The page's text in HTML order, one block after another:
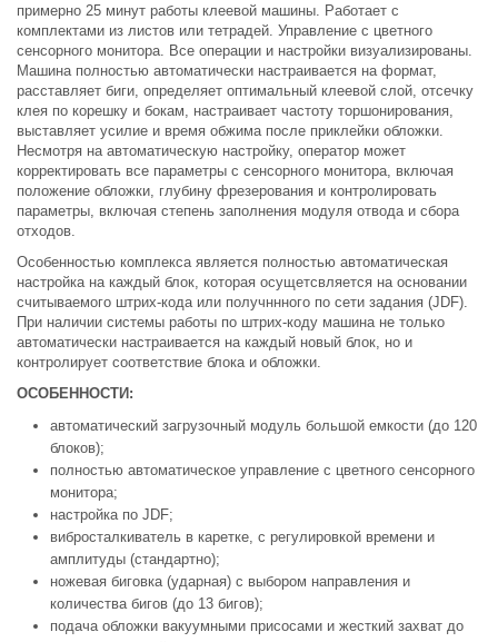
примерно 25 минут работы клеевой машины. Работает с
комплектами из листов или тетрадей. Управление с цветного
сенсорного монитора. Все операции и настройки визуализированы.
Машина полностью автоматически настраивается на формат,
расставляет биги, определяет оптимальный клеевой слой, отсечку
клея по корешку и бокам, настраивает частоту торшонирования,
выставляет усилие и время обжима после приклейки обложки.
Несмотря на автоматическую настройку, оператор может
корректировать все параметры с сенсорного монитора, включая
положение обложки, глубину фрезерования и контролировать
параметры, включая степень заполнения модуля отвода и сбора
отходов.
Особенностью комплекса является полностью автоматическая
настройка на каждый блок, которая осущетсвляется на основании
считываемого штрих-кода или получннного по сети задания (JDF).
При наличии системы работы по штрих-коду машина не только
автоматически настраивается на каждый новый блок, но и
контролирует соответствие блока и обложки.
ОСОБЕННОСТИ:
автоматический загрузочный модуль большой емкости (до 120
блоков);
полностью автоматическое управление с цветного сенсорного
монитора;
настройка по JDF;
вибросталкиватель в каретке, с регулировкой времени и
амплитуды (стандартно);
ножевая биговка (ударная) с выбором направления и
количества бигов (до 13 бигов);
подача обложки вакуумными присосами и жесткий захват до